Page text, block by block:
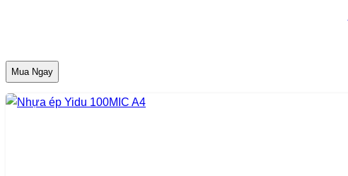
Mua Ngay